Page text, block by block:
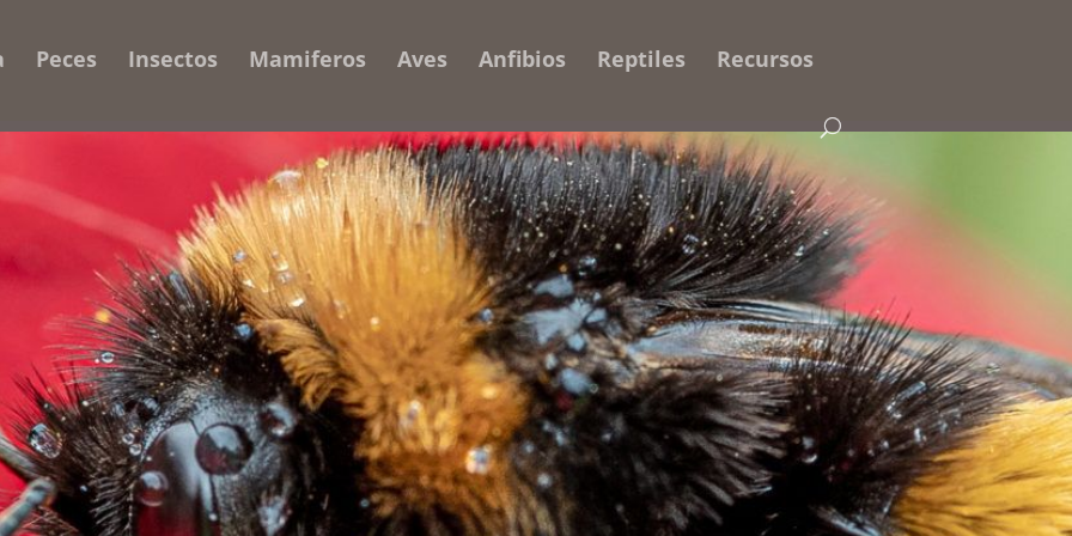
Peces Insectos Mamiferos Aves Anfibios Reptiles Recursos